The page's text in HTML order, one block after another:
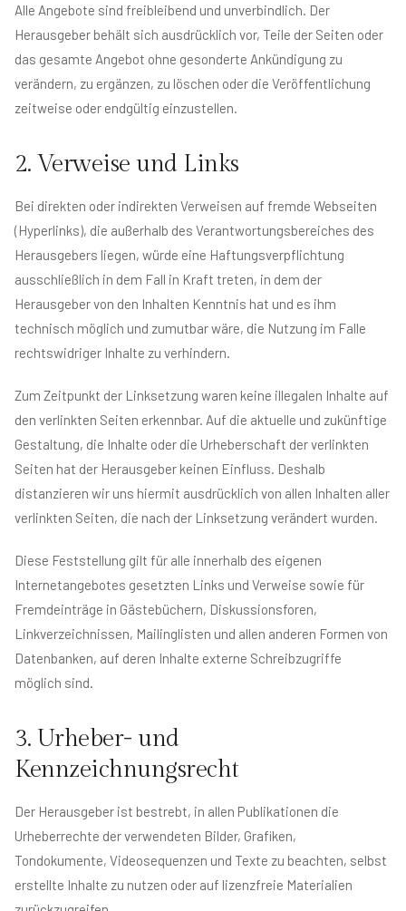
Alle Angebote sind freibleibend und unverbindlich. Der
Herausgeber behält sich ausdrücklich vor, Teile der Seiten oder
das gesamte Angebot ohne gesonderte Ankündigung zu
verändern, zu ergänzen, zu löschen oder die Veröffentlichung
zeitweise oder endgültig einzustellen.
2. Verweise und Links
Bei direkten oder indirekten Verweisen auf fremde Webseiten
(Hyperlinks), die außerhalb des Verantwortungsbereiches des
Herausgebers liegen, würde eine Haftungsverpflichtung
ausschließlich in dem Fall in Kraft treten, in dem der
Herausgeber von den Inhalten Kenntnis hat und es ihm
technisch möglich und zumutbar wäre, die Nutzung im Falle
rechtswidriger Inhalte zu verhindern.
Zum Zeitpunkt der Linksetzung waren keine illegalen Inhalte auf
den verlinkten Seiten erkennbar. Auf die aktuelle und zukünftige
Gestaltung, die Inhalte oder die Urheberschaft der verlinkten
Seiten hat der Herausgeber keinen Einfluss. Deshalb
distanzieren wir uns hiermit ausdrücklich von allen Inhalten aller
verlinkten Seiten, die nach der Linksetzung verändert wurden.
Diese Feststellung gilt für alle innerhalb des eigenen
Internetangebotes gesetzten Links und Verweise sowie für
Fremdeinträge in Gästebüchern, Diskussionsforen,
Linkverzeichnissen, Mailinglisten und allen anderen Formen von
Datenbanken, auf deren Inhalte externe Schreibzugriffe
möglich sind.
3. Urheber- und
Kennzeichnungsrecht
Der Herausgeber ist bestrebt, in allen Publikationen die
Urheberrechte der verwendeten Bilder, Grafiken,
Tondokumente, Videosequenzen und Texte zu beachten, selbst
erstellte Inhalte zu nutzen oder auf lizenzfreie Materialien